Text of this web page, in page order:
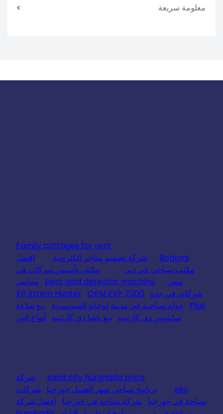
معلومة سريعة
Family cottages for rent
Borjomi
شركة تصميم متاجر الكترونية
افضل
مكتب سياحي في دبي
مكتب تأسيس شركات في
مصر
best gold detector machine
محامي
شركات في جدة
XP Xtrem Hunter OKM EXP 7000
Plus
جولة سياحية في مدينة لوجانو السويسرية
بيع ساعة
سانتوس دي كارتييه
بيع باشا دي كارتييه أنواع البن
sand city hurghada price
شركة
seo
برنامج سياحي شهر العسل جورجيا
شركات
سياحة في جورجيا
شركة سياحة في جورجيا
افضل شركة